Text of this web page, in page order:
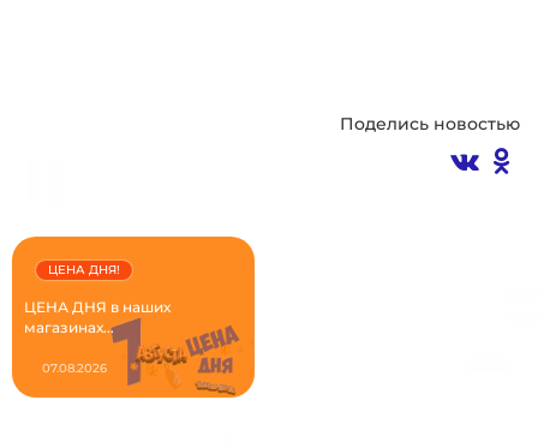
Поделись новостью
ЦЕНА ДНЯ в наших
магазинах...
ЦЕНА ДНЯ!
07.08.2026